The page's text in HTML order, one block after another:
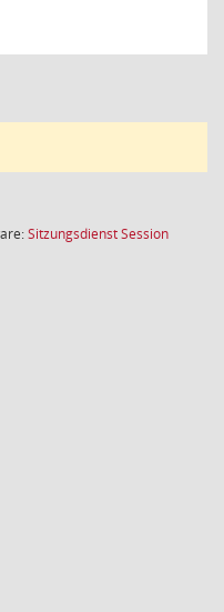
SitzungsdienstSession(Wird in